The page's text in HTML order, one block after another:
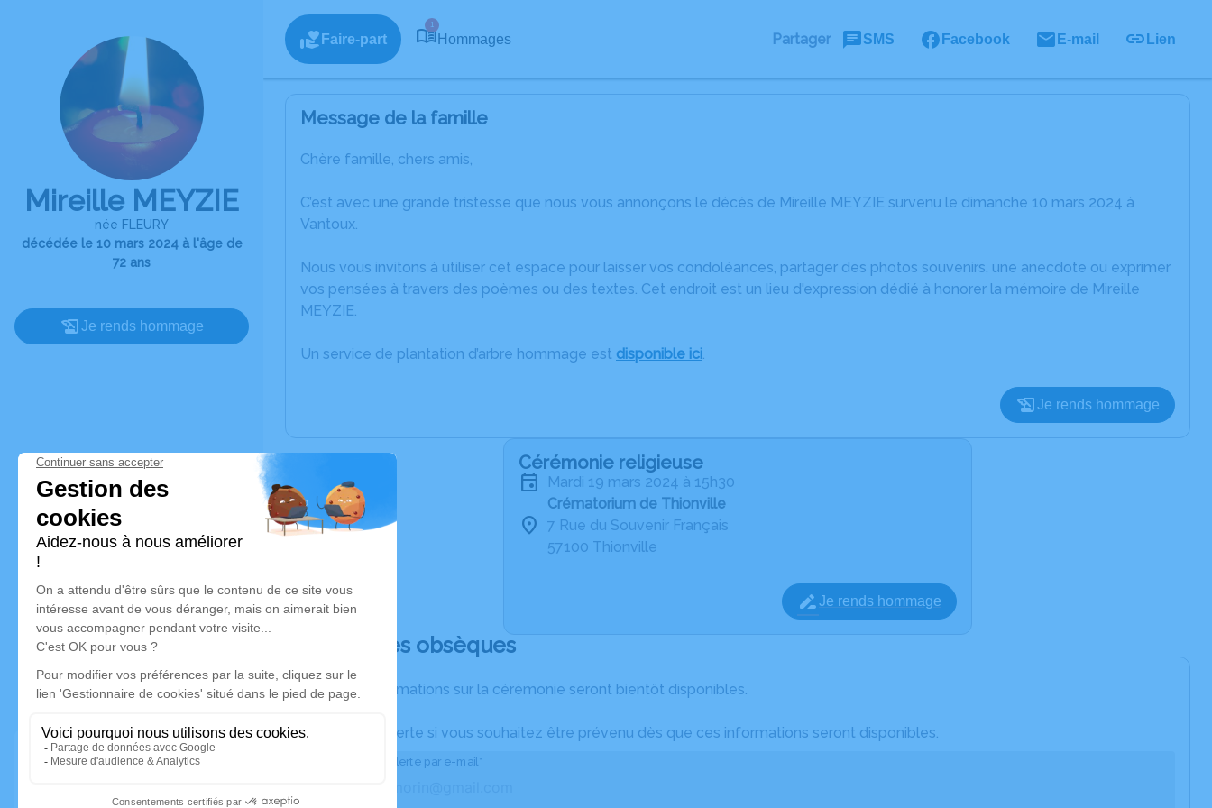
Mireille MEYZIE
née FLEURY
décédée le 10 mars 2024 à l'âge de
72 ans
Je rends hommage
Faire-part
1
Hommages Partager SMS Facebook E-mail Lien
Message de la famille
Chère famille, chers amis,
C’est avec une grande tristesse que nous vous annonçons le décès de Mireille MEYZIE survenu le dimanche 10 mars 2024 à
Vantoux.
Nous vous invitons à utiliser cet espace pour laisser vos condoléances, partager des photos souvenirs, une anecdote ou exprimer
vos pensées à travers des poèmes ou des textes. Cet endroit est un lieu d'expression dédié à honorer la mémoire de Mireille
MEYZIE.
Un service de plantation d’arbre hommage est disponible ici.
Je rends hommage
Cérémonie religieuse
mardi 19 mars 2024 à 15h30
Crématorium de Thionville
7 Rue du Souvenir Français
57100 Thionville
Je rends hommage
Déroulé des obsèques
Les informations sur la cérémonie seront bientôt disponibles.
Activez une alerte si vous souhaitez être prévenu dès que ces informations seront disponibles.
Recevoir une alerte par e-mail*